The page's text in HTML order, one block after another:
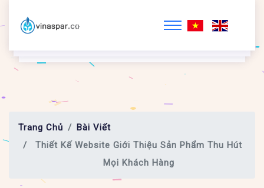
Trang Chủ
Bài Viết
Thiết Kế Website Giới Thiệu Sản Phẩm Thu Hút
Mọi Khách Hàng